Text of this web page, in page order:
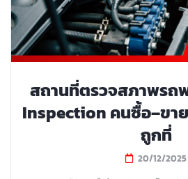
สถานที่ตรวจสภาพรถ
Inspection คนซื้อ–ขา
ถูกที่
20/12/2025